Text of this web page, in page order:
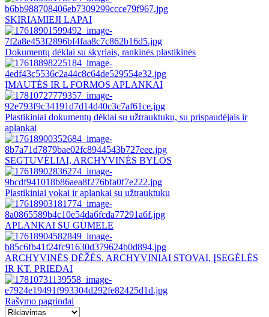
SKIRIAMIEJI LAPAI
Dokumentų dėklai su skyriais, rankinės plastikinės
ĮMAUTĖS IR L FORMOS APLANKAI
Plastikiniai dokumentų dėklai su užtrauktuku, su prispaudėjais ir
aplankai
SEGTUVĖLIAI, ARCHYVINĖS BYLOS
Plastikiniai vokai ir aplankai su užtrauktuku
APLANKAI SU GUMELE
ARCHYVINĖS DĖŽĖS, ARCHYVINIAI STOVAI, ĮSEGĖLĖS
IR KT. PRIEDAI
Rašymo pagrindai